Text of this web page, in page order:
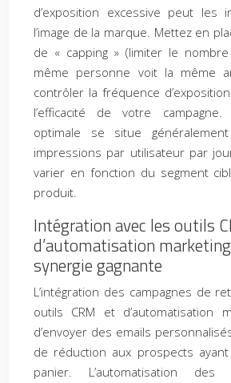
d’exposition excessive peut
l’image de la marque. Mettez en
de « capping » (limiter le
même personne voit la même
contrôler la fréquence
l’efficacité de votre
optimale se situe
impressions par utilisateur par
varier en fonction du segment
produit.
Intégration avec les outils
d’automatisation
synergie gagnante
L’intégration des campagnes de
outils CRM et d’automatisation
d’envoyer des emails
de réduction aux prospects
panier. L’automatisation des